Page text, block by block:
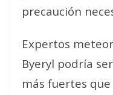
precaución
Expertos
Byeryl podría
más fuertes